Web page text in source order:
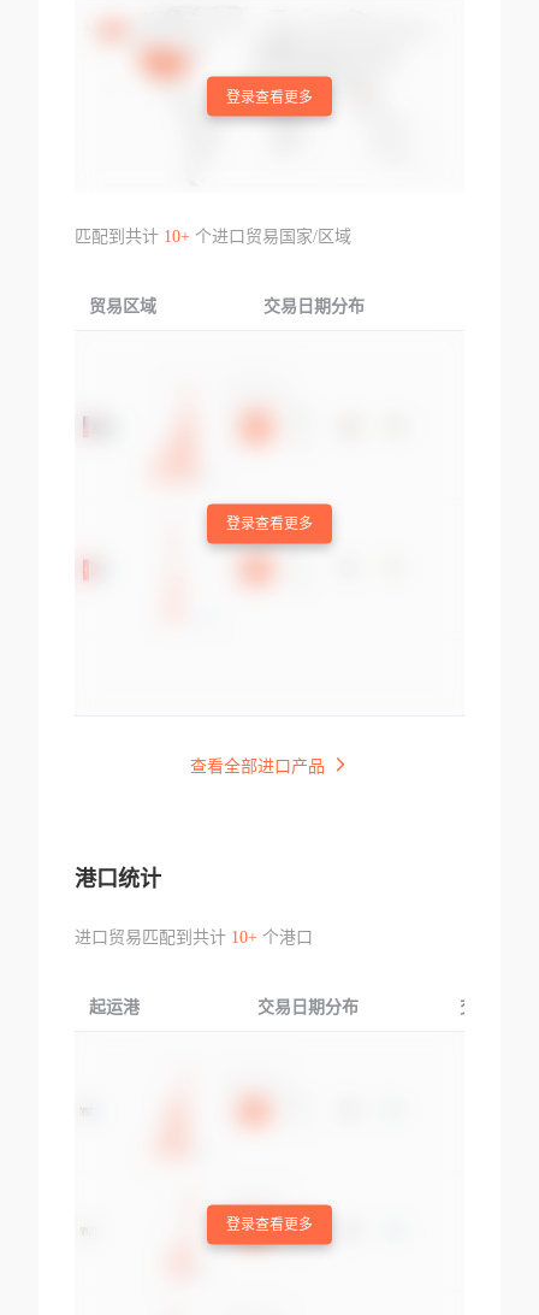
登录查看更多
匹配到共计 10+个进口贸易国家/区域
贸易区域 交易日期分布
登录查看更多
查看全部进口产品
港口统计
进口贸易匹配到共计 10+个港口
起运港 交易日期分布 交易产品
登录查看更多